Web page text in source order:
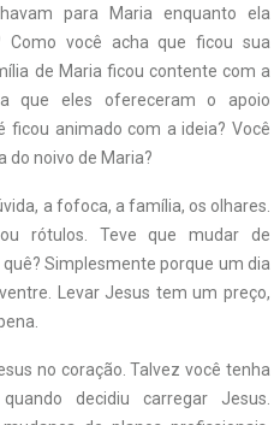
para Maria enquanto ela
Como você acha que ficou sua
de Maria ficou contente com a
que eles ofereceram o apoio
ficou animado com a ideia? Você
do noivo de Maria?
a fofoca, a família, os olhares.
rótulos. Teve que mudar de
Simplesmente porque um dia
Levar Jesus tem um preço,
no coração. Talvez você tenha
decidiu carregar Jesus.